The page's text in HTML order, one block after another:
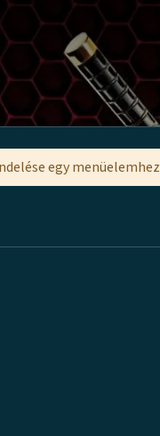
egy menüelemhez